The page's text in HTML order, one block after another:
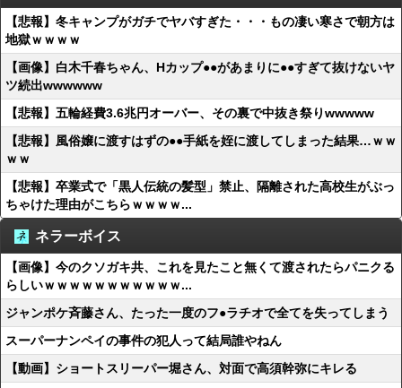
【悲報】冬キャンプがガチでヤバすぎた・・・もの凄い寒さで朝方は
地獄ｗｗｗｗ
【画像】白木千春ちゃん、Hカップ●●があまりに●●すぎて抜けないヤ
ツ続出wwwwww
【悲報】五輪経費3.6兆円オーバー、その裏で中抜き祭りwwwww
【悲報】風俗嬢に渡すはずの●●手紙を姪に渡してしまった結果…ｗｗ
ｗｗ
【悲報】卒業式で「黒人伝統の髪型」禁止、隔離された高校生がぶっ
ちゃけた理由がこちらｗｗｗｗ...
ネラーボイス
【画像】今のクソガキ共、これを見たこと無くて渡されたらパニクる
らしいｗｗｗｗｗｗｗｗｗｗｗ...
ジャンポケ斉藤さん、たった一度のフ●ラチオで全てを失ってしまう
スーパーナンペイの事件の犯人って結局誰やねん
【動画】ショートスリーパー堀さん、対面で高須幹弥にキレる